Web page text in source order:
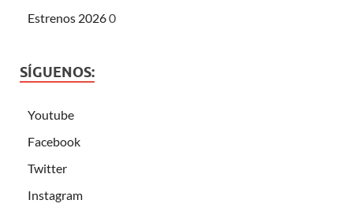
Estrenos 20260
SÍGUENOS:
Youtube
Facebook
Twitter
Instagram